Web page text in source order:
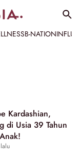
B-NATION
Kardashian,
di Usia 39 Tahun